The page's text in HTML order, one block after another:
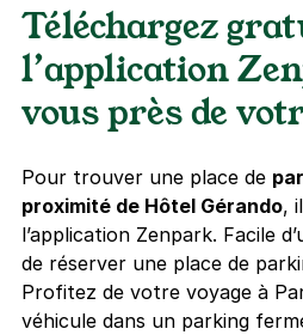
Paris -
45 rue Lafitte
4,4 (469 avis)
+ Abonnements disponibles
Téléchargez
l’application
vous près de
Pour trouver une place de
proximité de Hôtel Gérando,
l’application Zenpark. Facile
de réserver une place de
Profitez de votre voyage à
véhicule dans un parking